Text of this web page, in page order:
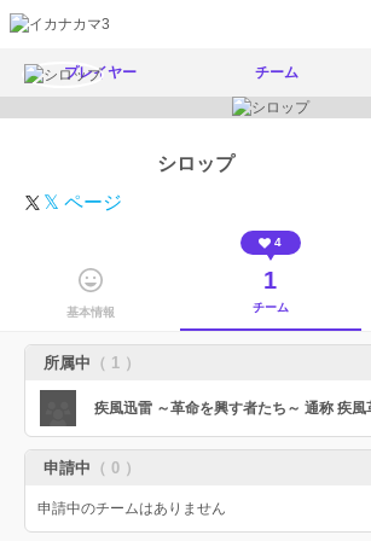
プレイヤー チーム
シロップ
𝕏 ページ
基本情報
4
1
チーム
所属中 （ 1 ）
疾風迅雷 ～革命を興す者たち～ 通称 疾風
申請中 （ 0 ）
申請中のチームはありません